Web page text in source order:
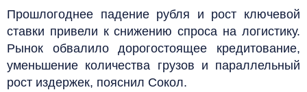
Прошлогоднее падение рубля и рост ключевой
ставки привели к снижению спроса на логистику.
Рынок обвалило дорогостоящее кредитование,
уменьшение количества грузов и параллельный
рост издержек, пояснил Сокол.